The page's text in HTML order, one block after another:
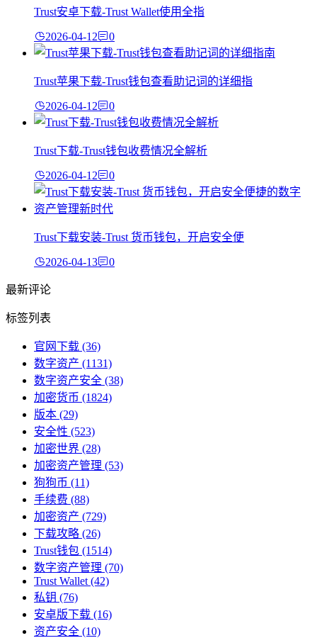
Trust安卓下载-Trust Wallet使用全指
2026-04-12 0
Trust苹果下载-Trust钱包查看助记词的详细指
2026-04-12 0
Trust下载-Trust钱包收费情况全解析
2026-04-12 0
Trust下载安装-Trust 货币钱包，开启安全便
2026-04-13 0
最新评论
标签列表
官网下载 (36)
数字资产 (1131)
数字资产安全 (38)
加密货币 (1824)
版本 (29)
安全性 (523)
加密世界 (28)
加密资产管理 (53)
狗狗币 (11)
手续费 (88)
加密资产 (729)
下载攻略 (26)
Trust钱包 (1514)
数字资产管理 (70)
Trust Wallet (42)
私钥 (76)
安卓版下载 (16)
资产安全 (10)